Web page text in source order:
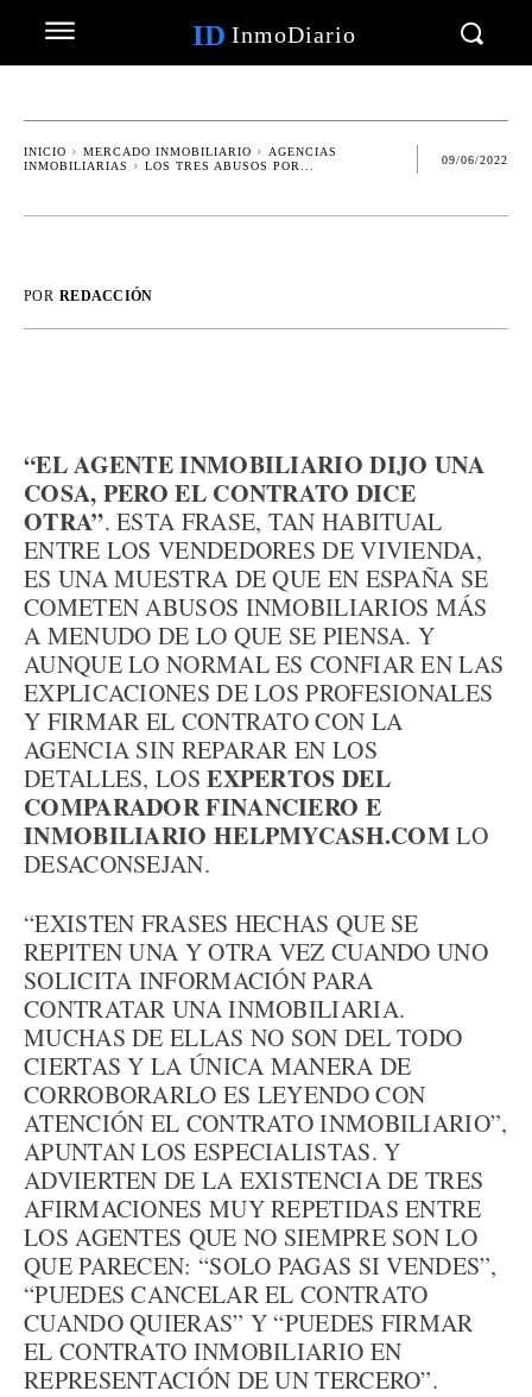
ID InmoDiario
INICIO MERCADO INMOBILIARIO
AGENCIAS
INMOBILIARIAS
LOS TRES ABUSOS POR...
09/06/2022
POR REDACCIÓN
“EL AGENTE INMOBILIARIO DIJO UNA
COSA, PERO EL CONTRATO DICE
OTRA”. ESTA FRASE, TAN HABITUAL
ENTRE LOS VENDEDORES DE VIVIENDA,
ES UNA MUESTRA DE QUE EN ESPAÑA SE
COMETEN ABUSOS INMOBILIARIOS MÁS
A MENUDO DE LO QUE SE PIENSA. Y
AUNQUE LO NORMAL ES CONFIAR EN LAS
EXPLICACIONES DE LOS PROFESIONALES
Y FIRMAR EL CONTRATO CON LA
AGENCIA SIN REPARAR EN LOS
DETALLES, LOSEXPERTOS DEL
COMPARADOR FINANCIERO E
INMOBILIARIO HELPMYCASH.COMLO
DESACONSEJAN.
“EXISTEN FRASES HECHAS QUE SE
REPITEN UNA Y OTRA VEZ CUANDO UNO
SOLICITA INFORMACIÓN PARA
CONTRATAR UNA INMOBILIARIA.
MUCHAS DE ELLAS NO SON DEL TODO
CIERTAS Y LA ÚNICA MANERA DE
CORROBORARLO ES LEYENDO CON
ATENCIÓN EL CONTRATO INMOBILIARIO”,
APUNTAN LOS ESPECIALISTAS. Y
ADVIERTEN DE LA EXISTENCIA DE TRES
AFIRMACIONES MUY REPETIDAS ENTRE
LOS AGENTES QUE NO SIEMPRE SON LO
QUE PARECEN: “SOLO PAGAS SI VENDES”,
“PUEDES CANCELAR EL CONTRATO
CUANDO QUIERAS” Y “PUEDES FIRMAR
EL CONTRATO INMOBILIARIO EN
REPRESENTACIÓN DE UN TERCERO”.